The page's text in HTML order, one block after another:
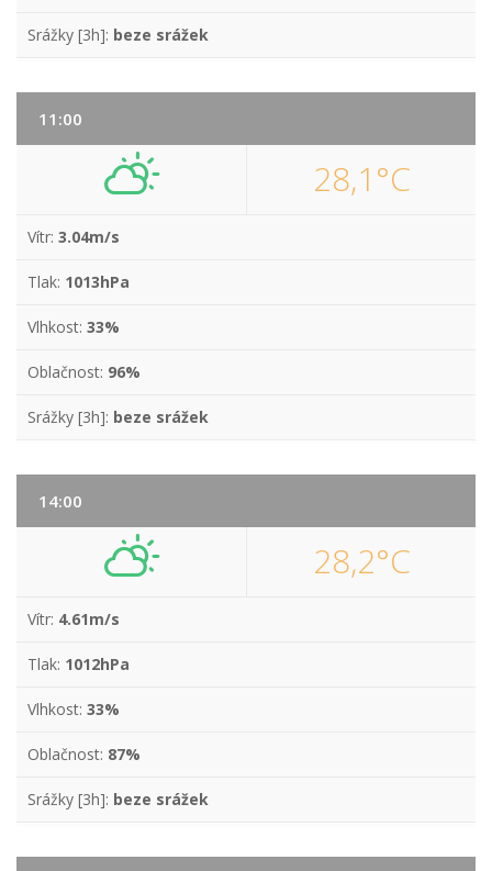
Srážky [3h]: beze srážek
11:00
28,1°C
Vítr: 3.04m/s
Tlak: 1013hPa
Vlhkost: 33%
Oblačnost: 96%
Srážky [3h]: beze srážek
14:00
28,2°C
Vítr: 4.61m/s
Tlak: 1012hPa
Vlhkost: 33%
Oblačnost: 87%
Srážky [3h]: beze srážek